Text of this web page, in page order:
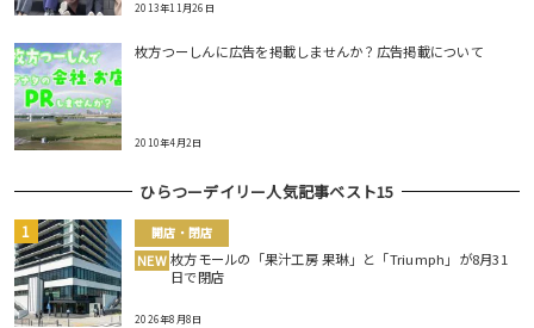
2013年11月26日
枚方つーしんに広告を掲載しませんか？広告掲載について
2010年4月2日
ひらつーデイリー人気記事ベスト15
開店・閉店
NEW 枚方モールの「果汁工房 果琳」と「Triumph」が8月31
日で閉店
2026年8月8日